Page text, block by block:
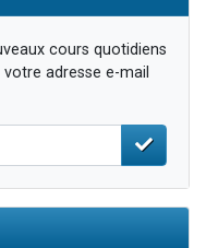
cours quotidiens
adresse e-mail